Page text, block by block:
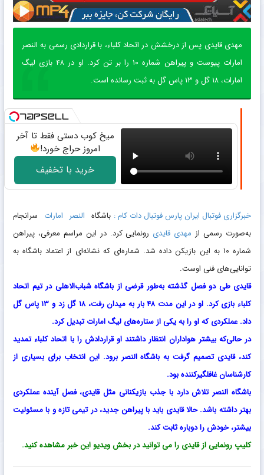
مهدی قایدی پس از درخشش در اتحاد کلباء، با قراردادی رسمی به النصر
امارات پیوست و پیراهن شماره ۱۰ را بر تن کرد. او در ۴۸ بازی لیگ
امارات، ۱۸ گل و ۱۳ پاس گل به ثبت رسانده است.
میخ کوب دستی فقط تا آخر
امروز حراج خورد!
خرید با تخفیف
خبرگزاری فوتبال ایران پارس فوتبال دات کام : باشگاه النصر امارات سرانجام
به‌صورت رسمی از مهدی قایدی رونمایی کرد. در این مراسم معرفی، پیراهن
شماره ۱۰ به این بازیکن داده شد. شماره‌ای که نشانه‌ای از اعتماد باشگاه به
توانایی‌های فنی اوست.
قایدی طی دو فصل گذشته به‌طور قرضی از باشگاه شباب‌الاهلی در تیم اتحاد
کلباء بازی کرد. او در این مدت ۴۸ بار به میدان رفت، ۱۸ گل زد و ۱۳ پاس گل
داد. عملکردی که او را به یکی از ستاره‌های لیگ امارات تبدیل کرد.
در حالی‌که بیشتر هواداران انتظار داشتند او قراردادش را با اتحاد کلباء تمدید
کند، قایدی تصمیم گرفت به باشگاه النصر برود. این انتخاب برای بسیاری از
کارشناسان غافلگیرکننده بود.
باشگاه النصر تلاش دارد با جذب بازیکنانی مثل قایدی، فصل آینده عملکردی
بهتر داشته باشد. حالا قایدی باید با پیراهن جدید، در تیمی تازه و با مسئولیت
بیشتر، خودش را دوباره ثابت کند.
کلیپ رونمایی از قایدی را می توانید در بخش ویدیو این خبر مشاهده کنید.